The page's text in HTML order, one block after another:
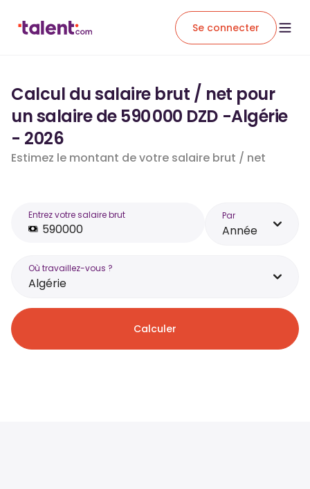
Se connecter
Calcul du salaire brut / net pour
un salaire de 590 000 DZD -Algérie
- 2026
Estimez le montant de votre salaire brut / net
Entrez votre salaire brut Par
Année
Où travaillez-vous ?
Algérie
Calculer